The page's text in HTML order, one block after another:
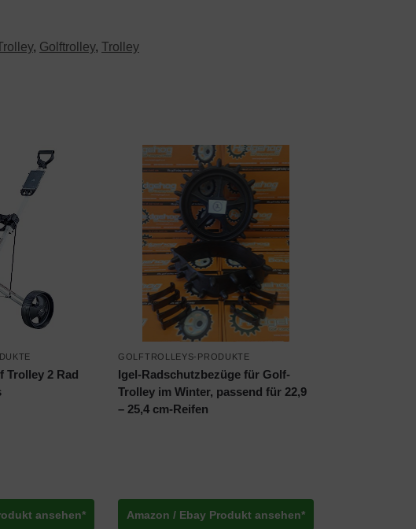
, Golftrolley, Trolley
Trolley 2 Rad
ansehen*
GOLFTROLLEYS-PRODUKTE
Igel-Radschutzbezüge für Golf-
Trolley im Winter, passend für 22,9
– 25,4 cm-Reifen
Amazon / Ebay Produkt ansehen*